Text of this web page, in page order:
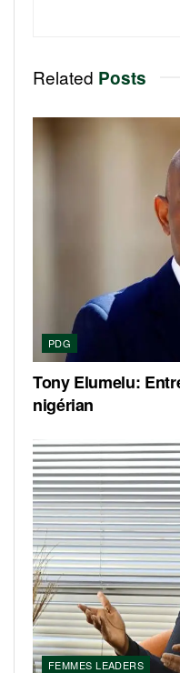
Related Posts
PDG
Tony Elumelu:
nigérian
FEMMES LEADERS